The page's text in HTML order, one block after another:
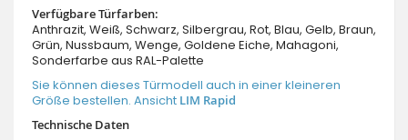
Verfügbare Türfarben:
Anthrazit, Weiß, Schwarz, Silbergrau, Rot, Blau, Gelb, Braun,
Grün, Nussbaum, Wenge, Goldene Eiche, Mahagoni,
Sonderfarbe aus RAL-Palette
Sie können dieses Türmodell auch in einer kleineren
Größe bestellen. Ansicht LIM Rapid
Technische Daten